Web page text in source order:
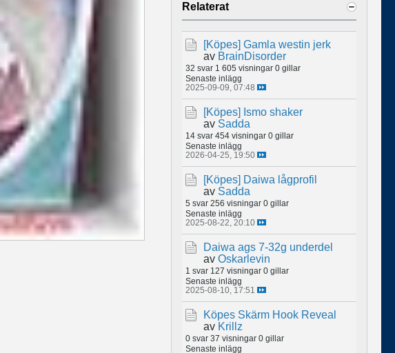
Relaterat
[Köpes] Gamla westin jerk
av BrainDisorder
32 svar 1 605 visningar 0 gillar
Senaste inlägg
2025-09-09, 07:48
[Köpes] Ismo shaker
av Sadda
14 svar 454 visningar 0 gillar
Senaste inlägg
2026-04-25, 19:50
[Köpes] Daiwa lågprofil
av Sadda
5 svar 256 visningar 0 gillar
Senaste inlägg
2025-08-22, 20:10
Daiwa ags 7-32g underdel
av Oskarlevin
1 svar 127 visningar 0 gillar
Senaste inlägg
2025-08-10, 17:51
Köpes Skärm Hook Reveal
av Krillz
0 svar 37 visningar 0 gillar
Senaste inlägg